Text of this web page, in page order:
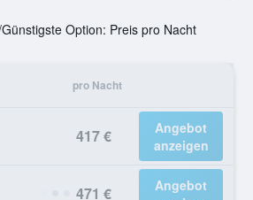
Günstigste Option: Preis pro Nacht
pro Nacht
417 €
Angebot
anzeigen
471 €
Angebot